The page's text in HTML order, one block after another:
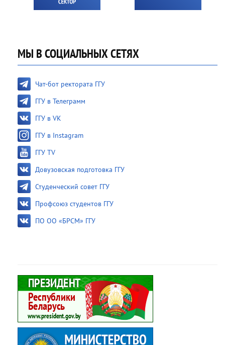
МЫ В СОЦИАЛЬНЫХ СЕТЯХ
Чат-бот ректората ГГУ
ГГУ в Телеграмм
ГГУ в VK
ГГУ в Instagram
ГГУ TV
Довузовская подготовка ГГУ
Студенческий совет ГГУ
Профсоюз студентов ГГУ
ПО ОО «БРСМ» ГГУ